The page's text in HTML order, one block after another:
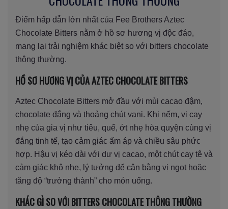
Điểm hấp dẫn lớn nhất của Fee Brothers Aztec
Chocolate Bitters nằm ở hồ sơ hương vị độc đáo,
mang lại trải nghiệm khác biệt so với bitters chocolate
thông thường.
HỒ SƠ HƯƠNG VỊ CỦA AZTEC CHOCOLATE BITTERS
Aztec Chocolate Bitters mở đầu với mùi cacao đậm,
chocolate đắng và thoảng chút vani. Khi nếm, vị cay
nhẹ của gia vị như tiêu, quế, ớt nhẹ hòa quyện cùng vị
đắng tinh tế, tạo cảm giác ấm áp và chiều sâu phức
hợp. Hậu vị kéo dài với dư vị cacao, một chút cay tê và
cảm giác khô nhẹ, lý tưởng để cân bằng vị ngọt hoặc
tăng độ “trưởng thành” cho món uống.
KHÁC GÌ SO VỚI BITTERS CHOCOLATE THÔNG THƯỜNG